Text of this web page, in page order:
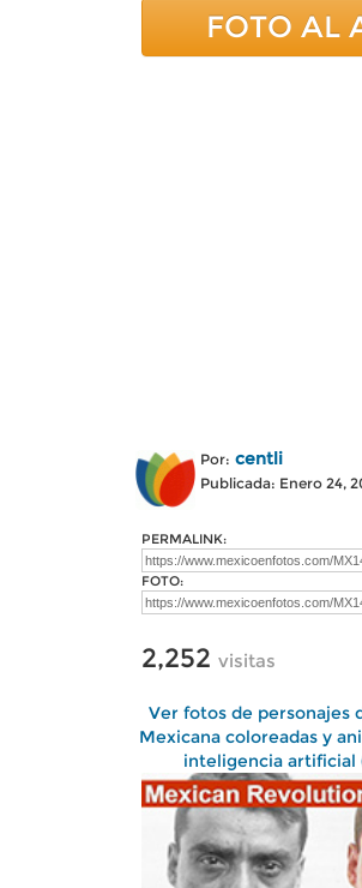
FOTO AL
Por: centli
Publicada: Enero 24,
PERMALINK:
FOTO:
2,252 visitas
Ver fotos de personajes
Mexicana coloreadas y
inteligencia artificial